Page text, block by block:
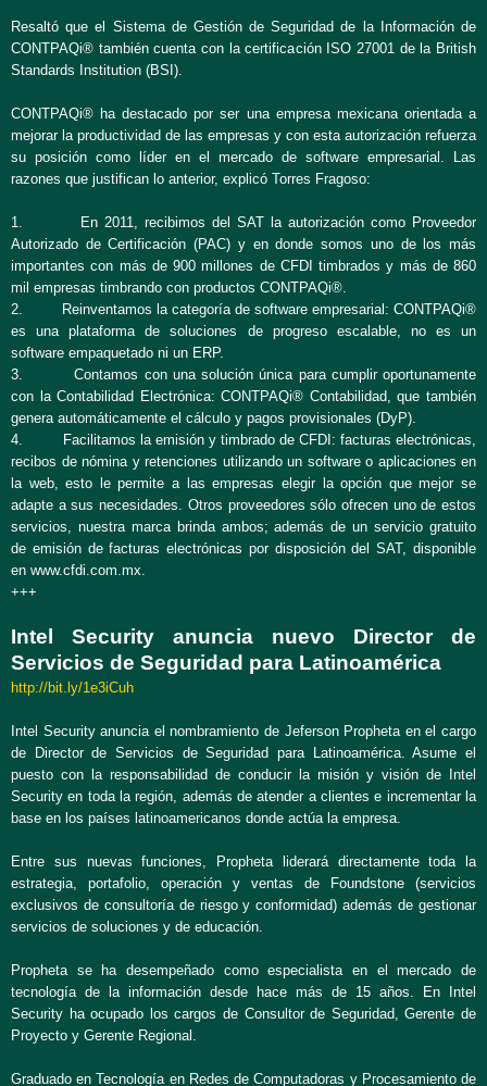
Resaltó que el Sistema de Gestión de Seguridad de la Información de
CONTPAQi® también cuenta con la certificación ISO 27001 de la British
Standards Institution (BSI).
CONTPAQi® ha destacado por ser una empresa mexicana orientada a
mejorar la productividad de las empresas y con esta autorización refuerza
su posición como líder en el mercado de software empresarial. Las
razones que justifican lo anterior, explicó Torres Fragoso:
1. En 2011, recibimos del SAT la autorización como Proveedor
Autorizado de Certificación (PAC) y en donde somos uno de los más
importantes con más de 900 millones de CFDI timbrados y más de 860
mil empresas timbrando con productos CONTPAQi®.
2. Reinventamos la categoría de software empresarial: CONTPAQi®
es una plataforma de soluciones de progreso escalable, no es un
software empaquetado ni un ERP.
3. Contamos con una solución única para cumplir oportunamente
con la Contabilidad Electrónica: CONTPAQi® Contabilidad, que también
genera automáticamente el cálculo y pagos provisionales (DyP).
4. Facilitamos la emisión y timbrado de CFDI: facturas electrónicas,
recibos de nómina y retenciones utilizando un software o aplicaciones en
la web, esto le permite a las empresas elegir la opción que mejor se
adapte a sus necesidades. Otros proveedores sólo ofrecen uno de estos
servicios, nuestra marca brinda ambos; además de un servicio gratuito
de emisión de facturas electrónicas por disposición del SAT, disponible
en www.cfdi.com.mx.
+++
Intel Security anuncia nuevo Director de
Servicios de Seguridad para Latinoamérica
http://bit.ly/1e3iCuh
Intel Security anuncia el nombramiento de Jeferson Propheta en el cargo
de Director de Servicios de Seguridad para Latinoamérica. Asume el
puesto con la responsabilidad de conducir la misión y visión de Intel
Security en toda la región, además de atender a clientes e incrementar la
base en los países latinoamericanos donde actúa la empresa.
Entre sus nuevas funciones, Propheta liderará directamente toda la
estrategia, portafolio, operación y ventas de Foundstone (servicios
exclusivos de consultoría de riesgo y conformidad) además de gestionar
servicios de soluciones y de educación.
Propheta se ha desempeñado como especialista en el mercado de
tecnología de la información desde hace más de 15 años. En Intel
Security ha ocupado los cargos de Consultor de Seguridad, Gerente de
Proyecto y Gerente Regional.
Graduado en Tecnología en Redes de Computadoras y Procesamiento de